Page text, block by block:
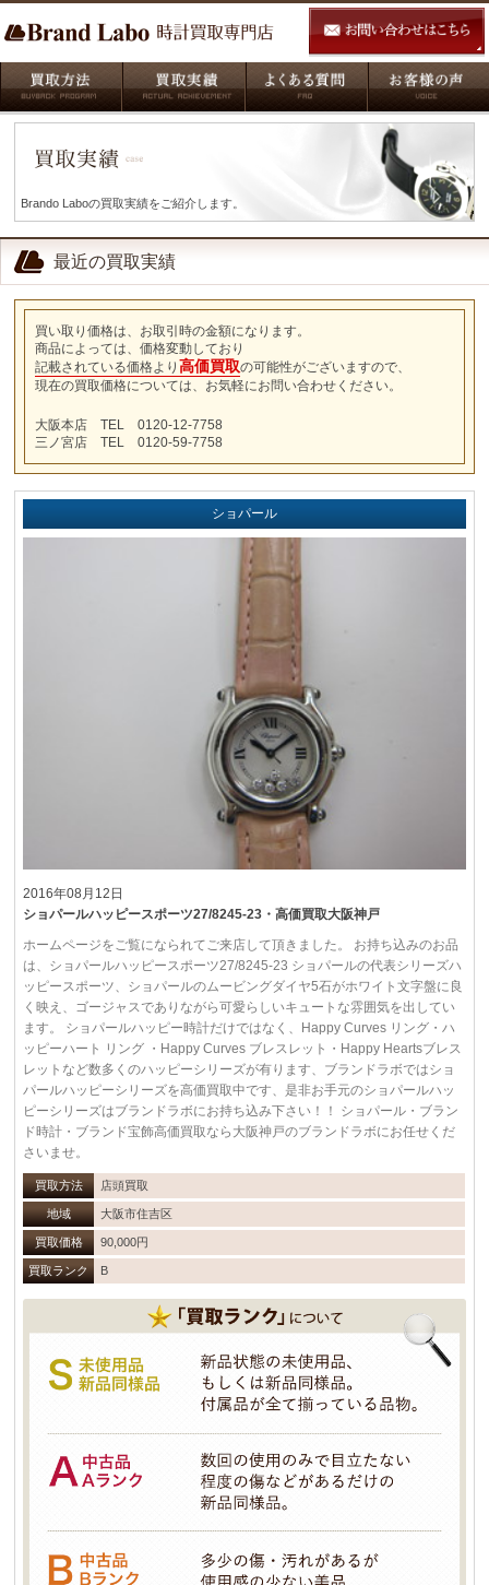
Brando Laboの買取実績をご紹介します。
最近の買取実績
買い取り価格は、お取引時の金額になります。
商品によっては、価格変動しており
記載されている価格より 高価買取の可能性がございますので、
現在の買取価格については、お気軽にお問い合わせください。
大阪本店 TEL 0120-12-7758
三ノ宮店 TEL 0120-59-7758
ショパール
2016年08月12日
ショパールハッピースポーツ27/8245-23・高価買取大阪神戸
ホームページをご覧になられてご来店して頂きました。 お持ち込みのお品
は、ショパールハッピースポーツ27/8245-23 ショパールの代表シリーズハ
ッピースポーツ、ショパールのムービングダイヤ5石がホワイト文字盤に良
く映え、ゴージャスでありながら可愛らしいキュートな雰囲気を出してい
ます。 ショパールハッピー時計だけではなく、Happy Curves リング・ハ
ッピーハート リング ・Happy Curves ブレスレット・Happy Heartsブレス
レットなど数多くのハッピーシリーズが有ります、ブランドラボではショ
パールハッピーシリーズを高価買取中です、是非お手元のショパールハッ
ピーシリーズはブランドラボにお持ち込み下さい！！ ショパール・ブラン
ド時計・ブランド宝飾高価買取なら大阪神戸のブランドラボにお任せくだ
さいませ。
買取方法 店頭買取
地域 大阪市住吉区
買取価格 90,000円
買取ランク B